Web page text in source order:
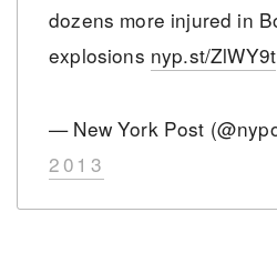
dozens more injured in
explosions nyp.st/ZlWY9t
— New York Post
2013